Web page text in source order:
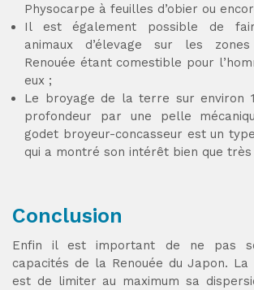
Physocarpe à feuilles d’obier ou
Il est également possible de
animaux d’élevage sur les
Renouée étant comestible pour
eux ;
Le broyage de la terre sur environ
profondeur par une pelle
godet broyeur-concasseur est un
qui a montré son intérêt bien que très
Conclusion
Enfin il est important de ne pas
capacités de la Renouée du Japon.
est de limiter au maximum sa